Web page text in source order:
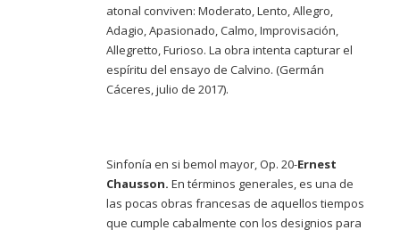
atonal conviven: Moderato, Lento, Allegro,
Adagio, Apasionado, Calmo, Improvisación,
Allegretto, Furioso. La obra intenta capturar el
espíritu del ensayo de Calvino. (Germán
Cáceres, julio de 2017).
Sinfonía en si bemol mayor, Op. 20-Ernest
Chausson. En términos generales, es una de
las pocas obras francesas de aquellos tiempos
que cumple cabalmente con los designios para